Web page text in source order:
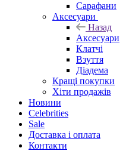
Сарафани
Аксесуари
Назад
Аксесуари
Клатчі
Взуття
Діадема
Кращі покупки
Хіти продажів
Новини
Celebrities
Sale
Доставка і оплата
Контакти